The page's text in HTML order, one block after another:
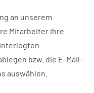
an unserem
Mitarbeiter Ihre
bzw. die E-Mail-
auswählen.